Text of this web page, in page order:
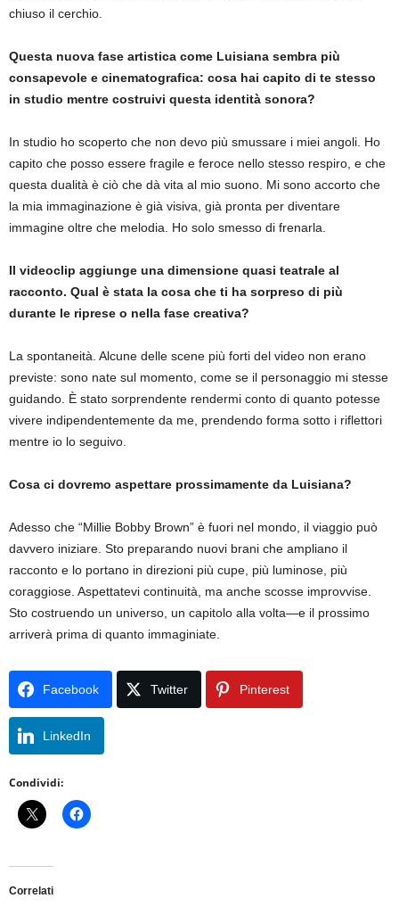
chiuso il cerchio.
Questa nuova fase artistica come Luisiana sembra più
consapevole e cinematografica: cosa hai capito di te stesso
in studio mentre costruivi questa identità sonora?
In studio ho scoperto che non devo più smussare i miei angoli. Ho
capito che posso essere fragile e feroce nello stesso respiro, e che
questa dualità è ciò che dà vita al mio suono. Mi sono accorto che
la mia immaginazione è già visiva, già pronta per diventare
immagine oltre che melodia. Ho solo smesso di frenarla.
Il videoclip aggiunge una dimensione quasi teatrale al
racconto. Qual è stata la cosa che ti ha sorpreso di più
durante le riprese o nella fase creativa?
La spontaneità. Alcune delle scene più forti del video non erano
previste: sono nate sul momento, come se il personaggio mi stesse
guidando. È stato sorprendente rendermi conto di quanto potesse
vivere indipendentemente da me, prendendo forma sotto i riflettori
mentre io lo seguivo.
Cosa ci dovremo aspettare prossimamente da Luisiana?
Adesso che “Millie Bobby Brown” è fuori nel mondo, il viaggio può
davvero iniziare. Sto preparando nuovi brani che ampliano il
racconto e lo portano in direzioni più cupe, più luminose, più
coraggiose. Aspettatevi continuità, ma anche scosse improvvise.
Sto costruendo un universo, un capitolo alla volta—e il prossimo
arriverà prima di quanto immaginiate.
Facebook Twitter Pinterest
LinkedIn
Condividi:
Correlati